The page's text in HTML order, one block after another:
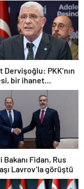
Dervişoğlu: PKK’nın
bir ihanet
Bakanı Fidan, Rus
Lavrov’la görüştü